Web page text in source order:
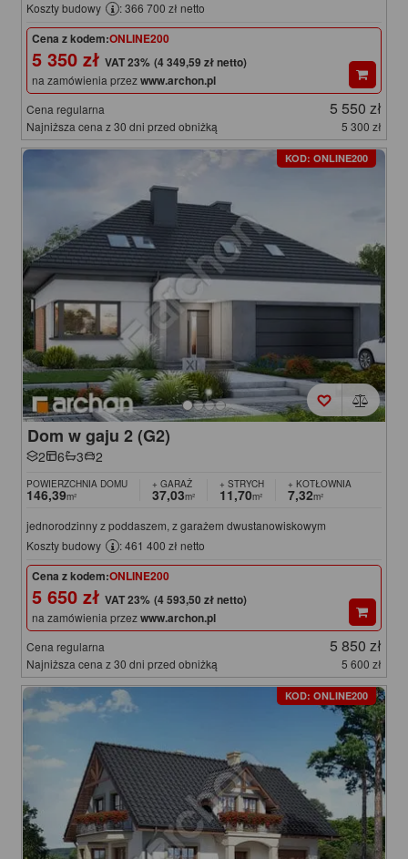
Koszty budowy
: 366 700 zł netto
Cena z kodem:ONLINE200
5 350 zł (4 349,59 zł netto)
na zamówienia przezwww.archon.pl
Cena regularna 5 550 zł
Najniższa cena z 30 dni przed obniżką 5 300 zł
KOD: ONLINE200
Dom w gaju 2 (G2)
2 6 3 2
POWIERZCHNIA DOMU
146,39m²
+ GARAŻ
37,03m²
+ STRYCH
11,70m²
+ KOTŁOWNIA
7,32m²
jednorodzinny z poddaszem, z garażem dwustanowiskowym
Koszty budowy
: 461 400 zł netto
Cena z kodem:ONLINE200
5 650 zł (4 593,50 zł netto)
na zamówienia przezwww.archon.pl
Cena regularna 5 850 zł
Najniższa cena z 30 dni przed obniżką 5 600 zł
KOD: ONLINE200